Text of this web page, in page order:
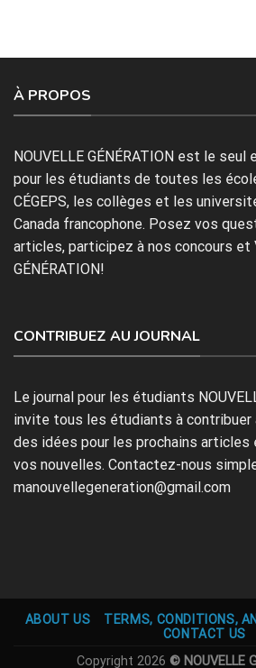
À PROPOS
NOUVELLE GÉNÉRATION est le seul
pour les étudiants de toutes les
CÉGEPS, les collèges et les
Canada francophone. Posez vos
articles, participez à nos concours et
GÉNÉRATION!
CONTRIBUEZ AU JOURNAL
Le journal pour les étudiants
invite tous les étudiants à contribuer
des idées pour les prochains
vos nouvelles. Contactez-nous
manouvellegeneration@gmail.com
ABOUT US
TERMS, CONDITIONS,
CONTACT US
Copyright 2026 © NOUVELLE